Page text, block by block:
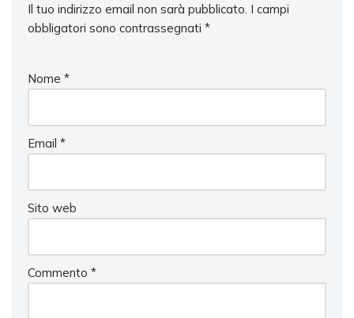
Il tuo indirizzo email non sarà pubblicato. I campi
obbligatori sono contrassegnati *
Nome *
Email *
Sito web
Commento *